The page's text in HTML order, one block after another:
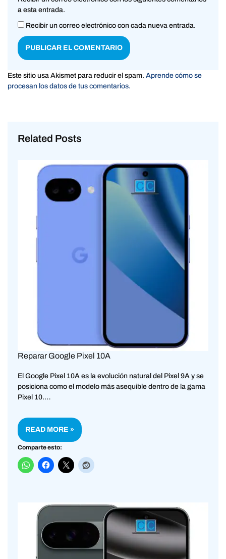
a esta entrada.
Recibir un correo electrónico con cada nueva entrada.
Este sitio usa Akismet para reducir el spam. Aprende cómo se
procesan los datos de tus comentarios.
Related Posts
Reparar Google Pixel 10A
El Google Pixel 10A es la evolución natural del Pixel 9A y se
posiciona como el modelo más asequible dentro de la gama
Pixel 10.…
READ MORE »
Comparte esto: